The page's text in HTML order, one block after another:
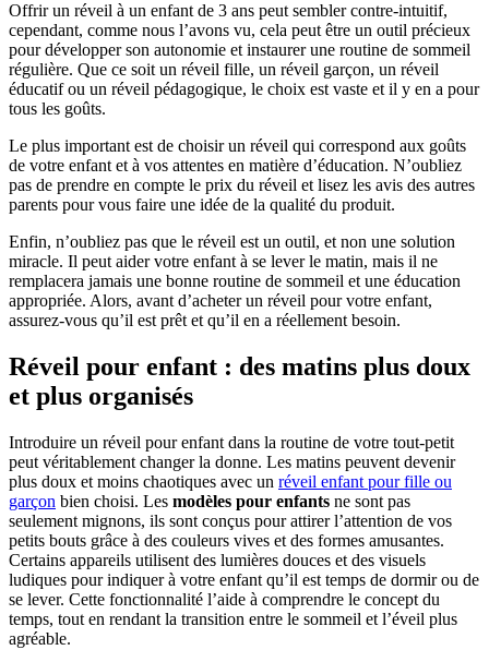
Offrir un réveil à un enfant de 3 ans peut sembler contre-intuitif,
cependant, comme nous l’avons vu, cela peut être un outil précieux
pour développer son autonomie et instaurer une routine de sommeil
régulière. Que ce soit un réveil fille, un réveil garçon, un réveil
éducatif ou un réveil pédagogique, le choix est vaste et il y en a pour
tous les goûts.
Le plus important est de choisir un réveil qui correspond aux goûts
de votre enfant et à vos attentes en matière d’éducation. N’oubliez
pas de prendre en compte le prix du réveil et lisez les avis des autres
parents pour vous faire une idée de la qualité du produit.
Enfin, n’oubliez pas que le réveil est un outil, et non une solution
miracle. Il peut aider votre enfant à se lever le matin, mais il ne
remplacera jamais une bonne routine de sommeil et une éducation
appropriée. Alors, avant d’acheter un réveil pour votre enfant,
assurez-vous qu’il est prêt et qu’il en a réellement besoin.
Réveil pour enfant : des matins plus doux
et plus organisés
Introduire un réveil pour enfant dans la routine de votre tout-petit
peut véritablement changer la donne. Les matins peuvent devenir
plus doux et moins chaotiques avec un réveil enfant pour fille ou
garçon bien choisi. Les modèles pour enfants ne sont pas
seulement mignons, ils sont conçus pour attirer l’attention de vos
petits bouts grâce à des couleurs vives et des formes amusantes.
Certains appareils utilisent des lumières douces et des visuels
ludiques pour indiquer à votre enfant qu’il est temps de dormir ou de
se lever. Cette fonctionnalité l’aide à comprendre le concept du
temps, tout en rendant la transition entre le sommeil et l’éveil plus
agréable.